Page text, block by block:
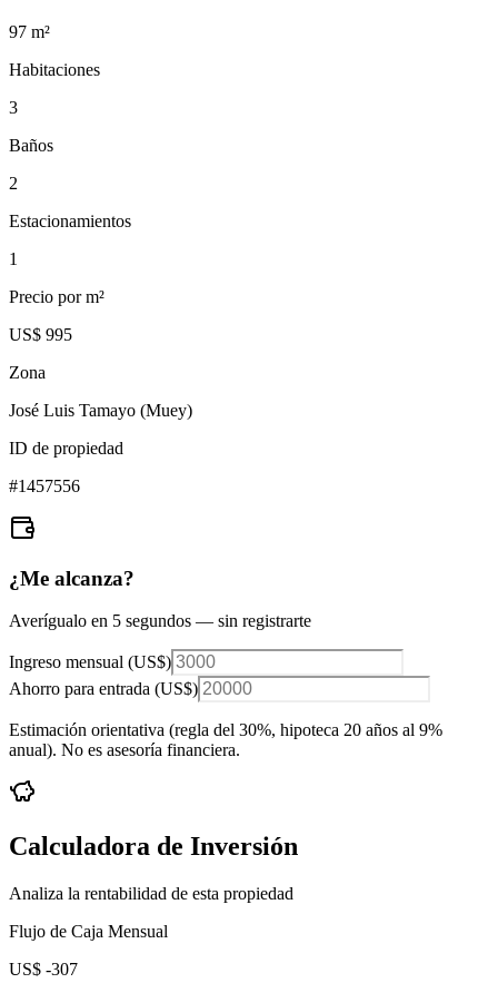
97 m²
Habitaciones
3
Baños
2
Estacionamientos
1
Precio por m²
US$ 995
Zona
José Luis Tamayo (Muey)
ID de propiedad
#1457556
¿Me alcanza?
Averígualo en 5 segundos — sin registrarte
Ingreso mensual (US$)
Ahorro para entrada (US$)
Estimación orientativa (regla del 30%, hipoteca 20 años al 9%
anual). No es asesoría financiera.
Calculadora de Inversión
Analiza la rentabilidad de esta propiedad
Flujo de Caja Mensual
US$ -307